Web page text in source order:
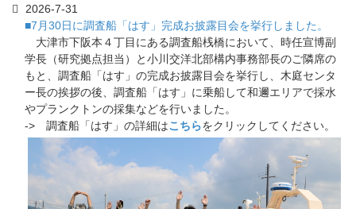
2026-7-31
■7月30日に調査船「はす」完成お披露目会を挙行しました。
大津市下阪本４丁目にある調査船桟橋において、時任宣博副
学長（研究拠点担当）と小川交洋北部構内事務部長のご隣席の
もと、調査船「はす」の完成お披露目会を挙行し、木庭センタ
ー長の挨拶の後、調査船「はす」に乗船して和邇エリアで採水
やプランクトンの採集などを行いました。
-> 調査船「はす」の詳細は こちらをクリックしてください。